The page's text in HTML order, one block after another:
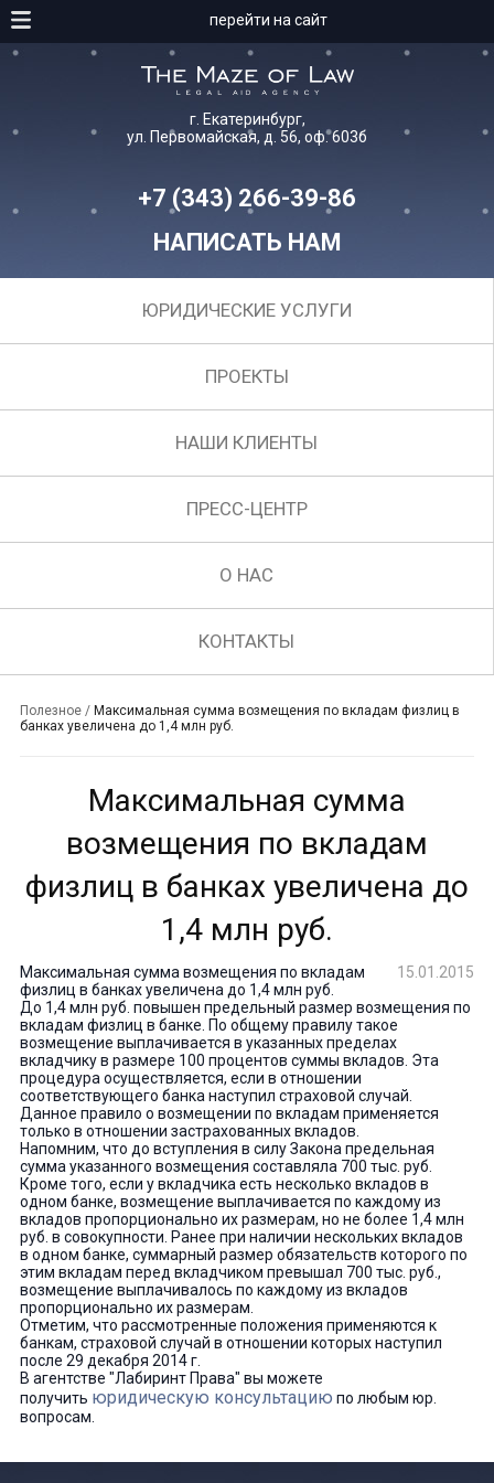
перейти на сайт
г. Екатеринбург,
ул. Первомайская, д. 56, оф. 603б
+7 (343) 266-39-86
НАПИСАТЬ НАМ
ЮРИДИЧЕСКИЕ УСЛУГИ
ПРОЕКТЫ
НАШИ КЛИЕНТЫ
ПРЕСС-ЦЕНТР
О НАС
КОНТАКТЫ
Полезное/ Максимальная сумма возмещения по вкладам физлиц в
банках увеличена до 1,4 млн руб.
Максимальная сумма
возмещения по вкладам
физлиц в банках увеличена до
1,4 млн руб.
15.01.2015
Максимальная сумма возмещения по вкладам
физлиц в банках увеличена до 1,4 млн руб.
До 1,4 млн руб. повышен предельный размер возмещения по
вкладам физлиц в банке. По общему правилу такое
возмещение выплачивается в указанных пределах
вкладчику в размере 100 процентов суммы вкладов. Эта
процедура осуществляется, если в отношении
соответствующего банка наступил страховой случай.
Данное правило о возмещении по вкладам применяется
только в отношении застрахованных вкладов.
Напомним, что до вступления в силу Закона предельная
сумма указанного возмещения составляла 700 тыс. руб.
Кроме того, если у вкладчика есть несколько вкладов в
одном банке, возмещение выплачивается по каждому из
вкладов пропорционально их размерам, но не более 1,4 млн
руб. в совокупности. Ранее при наличии нескольких вкладов
в одном банке, суммарный размер обязательств которого по
этим вкладам перед вкладчиком превышал 700 тыс. руб.,
возмещение выплачивалось по каждому из вкладов
пропорционально их размерам.
Отметим, что рассмотренные положения применяются к
банкам, страховой случай в отношении которых наступил
после 29 декабря 2014 г.
В агентстве "Лабиринт Права" вы можете
получить юридическую консультацию по любым юр.
вопросам.